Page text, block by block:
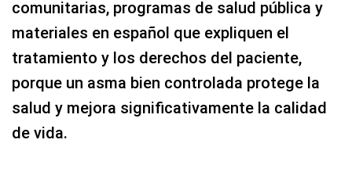
comunitarias, programas de salud pública y
materiales en español que expliquen el
tratamiento y los derechos del paciente,
porque un asma bien controlada protege la
salud y mejora significativamente la calidad
de vida.